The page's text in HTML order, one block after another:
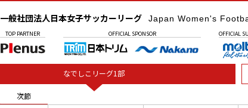
一般社団法人日本女子サッカーリーグ Japan Women's
TOP PARTNER OFFICIAL SPONSOR OFFICIAL
なでしこリーグ1部
次節